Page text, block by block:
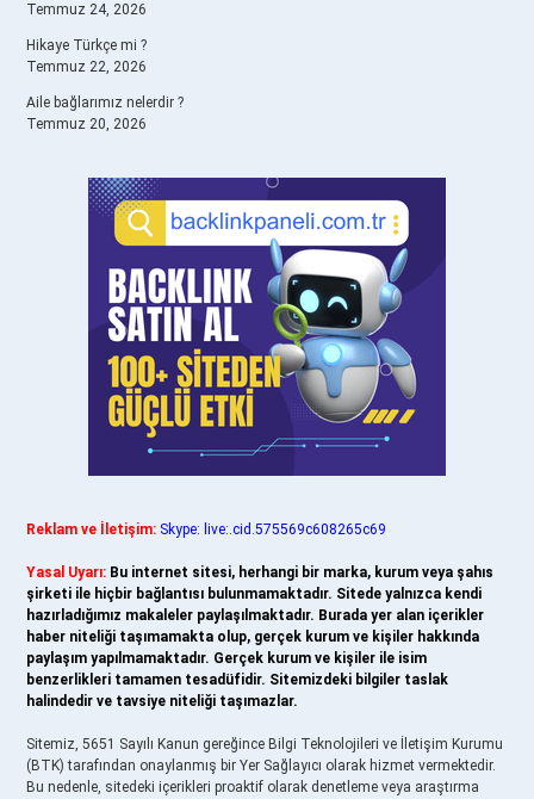
Temmuz 24, 2026
Hikaye Türkçe mi ?
Temmuz 22, 2026
Aile bağlarımız nelerdir ?
Temmuz 20, 2026
Reklam ve İletişim: Skype: live:.cid.575569c608265c69
Yasal Uyarı: Bu internet sitesi, herhangi bir marka, kurum veya şahıs
şirketi ile hiçbir bağlantısı bulunmamaktadır. Sitede yalnızca kendi
hazırladığımız makaleler paylaşılmaktadır. Burada yer alan içerikler
haber niteliği taşımamakta olup, gerçek kurum ve kişiler hakkında
paylaşım yapılmamaktadır. Gerçek kurum ve kişiler ile isim
benzerlikleri tamamen tesadüfidir. Sitemizdeki bilgiler taslak
halindedir ve tavsiye niteliği taşımazlar.
Sitemiz, 5651 Sayılı Kanun gereğince Bilgi Teknolojileri ve İletişim Kurumu
(BTK) tarafından onaylanmış bir Yer Sağlayıcı olarak hizmet vermektedir.
Bu nedenle, sitedeki içerikleri proaktif olarak denetleme veya araştırma